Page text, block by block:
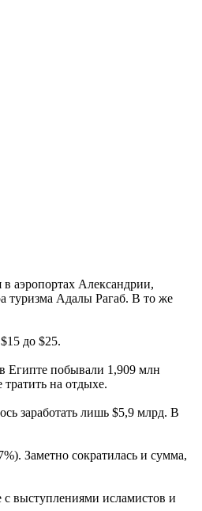
аэропортах Александрии,
туризма Адалы Рагаб. В то же
до $25.
Египте побывали 1,909 млн
на отдыхе.
заработать лишь $5,9 млрд. В
Заметно сократилась и сумма,
выступлениями исламистов и